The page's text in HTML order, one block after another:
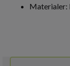
Materialer: